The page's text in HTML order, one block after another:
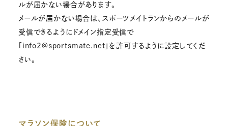
ルが届かない場合があります。
メールが届かない場合は、スポーツメイトランからのメールが
受信できるようにドメイン指定受信で
「info2@sportsmate.net」を許可するように設定してくだ
さい。
マラソン保険について